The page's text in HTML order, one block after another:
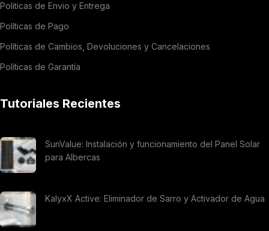
Politicas de Envio y Entrega
Políticas de Pago
Políticas de Cambios, Devoluciones y Cancelaciones
Políticas de Garantía
Tutoriales Recientes
SunValue: Instalación y funcionamiento del Panel Solar
para Albercas
KalyxX Active: Eliminador de Sarro y Activador de Agua